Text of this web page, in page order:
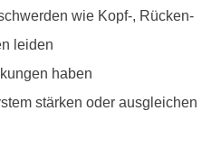
wie Kopf-, Rücken-
leiden
haben
stärken oder ausgleichen